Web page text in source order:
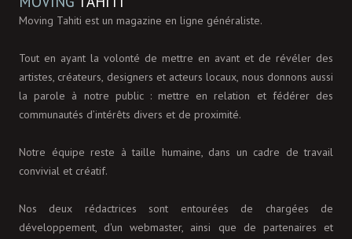
Moving Tahiti est un magazine en ligne généraliste.
Tout en ayant la volonté de mettre en avant et de révéler des
artistes, créateurs, designers et acteurs locaux, nous donnons aussi
la parole à notre public : mettre en relation et fédérer des
communautés d’intérêts divers et de proximité.
Notre équipe reste à taille humaine, dans un cadre de travail
convivial et créatif.
Nos deux rédactrices sont entourées de chargées de
développement, d'un webmaster, ainsi que de partenaires et